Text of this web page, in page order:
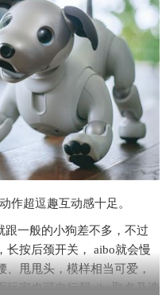
作超逗趣互动感十足。
跟一般的小狗差不多，不过
长按后颈开关， aibo就会慢
甩甩头，模样相当可爱，
玩家也可自行帮aibo取名及选